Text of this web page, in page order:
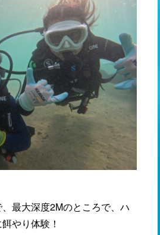
最大深度2Mのところで、ハ
やり体験！